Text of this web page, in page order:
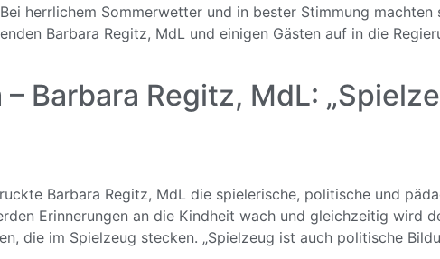
herrlichem Sommerwetter und in bester Stimmung
Barbara Regitz, MdL und einigen Gästen auf in die
Barbara Regitz, MdL:
Barbara Regitz, MdL die spielerische, politische und
Erinnerungen an die Kindheit wach und gleichzeitig wird
die im Spielzeug stecken. „Spielzeug ist auch politische